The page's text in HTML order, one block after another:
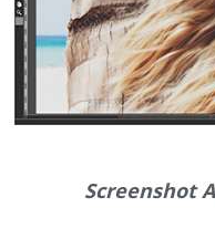
Screenshot